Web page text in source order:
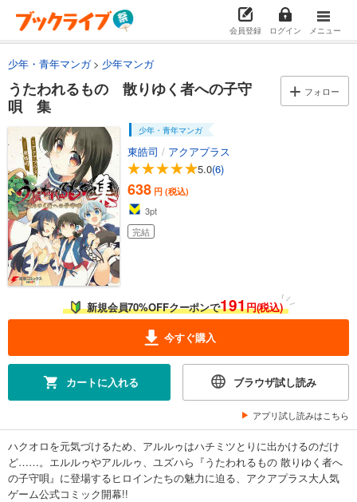
会員登録 ログイン メニュー
少年・青年マンガ 少年マンガ
うたわれるもの 散りゆく者への子守
唄 集
フォロー
少年・青年マンガ
東皓司 / アクアプラス
5.0(6)
638 円 (税込)
3pt
完結
新規会員70%OFFクーポンで191円(税込)
今すぐ購入
カートに入れる ブラウザ試し読み
アプリ試し読みはこちら
ハクオロを元気づけるため、アルルゥはハチミツとりに出かけるのだけ
ど……。エルルゥやアルルゥ、ユズハら『うたわれるもの 散りゆく者へ
の子守唄』に登場するヒロインたちの魅力に迫る、アクアプラス大人気
ゲーム公式コミック開幕!!